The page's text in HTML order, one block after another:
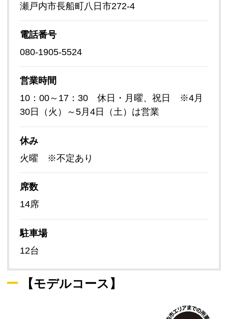
瀬戸内市長船町八日市272-4
電話番号
080-1905-5524
営業時間
10：00～17：30 休日・月曜、祝日 ※4月
30日（火）～5月4日（土）は営業
休み
火曜 ※不定あり
席数
14席
駐車場
12台
【モデルコース】